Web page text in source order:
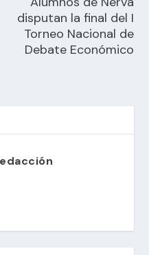
disputan la final del I
Torneo Nacional de
Debate Económico